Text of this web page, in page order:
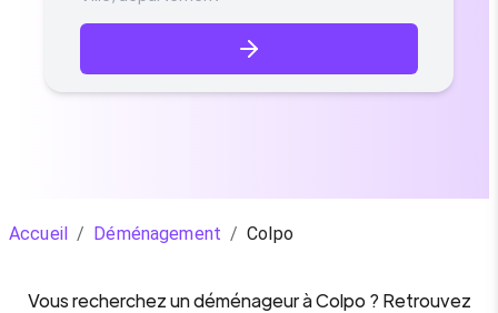
Accueil / Déménagement / Colpo
Vous recherchez undéménageuràColpo? Retrouvez